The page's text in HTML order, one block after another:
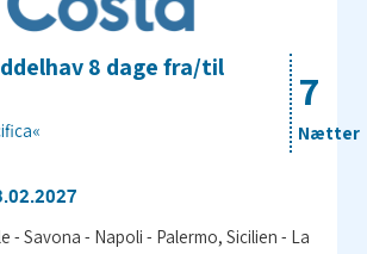
7
Nætter
8 dage fra/til
- Savona - Napoli - Palermo, Sicilien - La